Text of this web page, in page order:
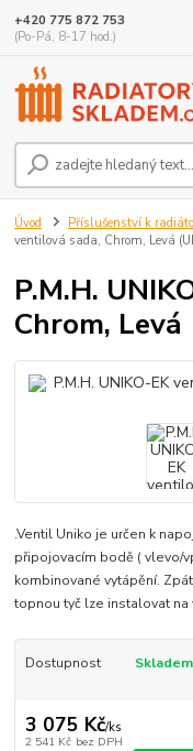
+420 775 872 753
(Po-Pá, 8-17 hod.)
Úvod Příslušenství k
ventilová sada, Chrom, Levá
P.M.H.
Chrom, Levá
.Ventil Uniko je určen k
připojovacím bodě ( vlevo/
kombinované vytápění.
topnou tyč lze instalovat na
Dostupnost
3 075 Kč/ks
2 541 Kč bez DPH